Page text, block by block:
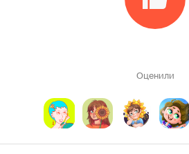
Оценили